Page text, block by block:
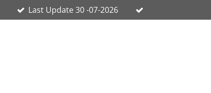
Last Update 30 -07-2026